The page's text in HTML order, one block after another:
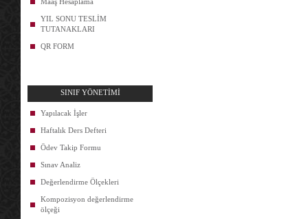
YIL SONU TESLİM
TUTANAKLARI
QR FORM
SINIF YÖNETİMİ
Yapılacak İşler
Haftalık Ders Defteri
Ödev Takip Formu
Sınav Analiz
Değerlendirme Ölçekleri
Kompozisyon değerlendirme
ölçeği